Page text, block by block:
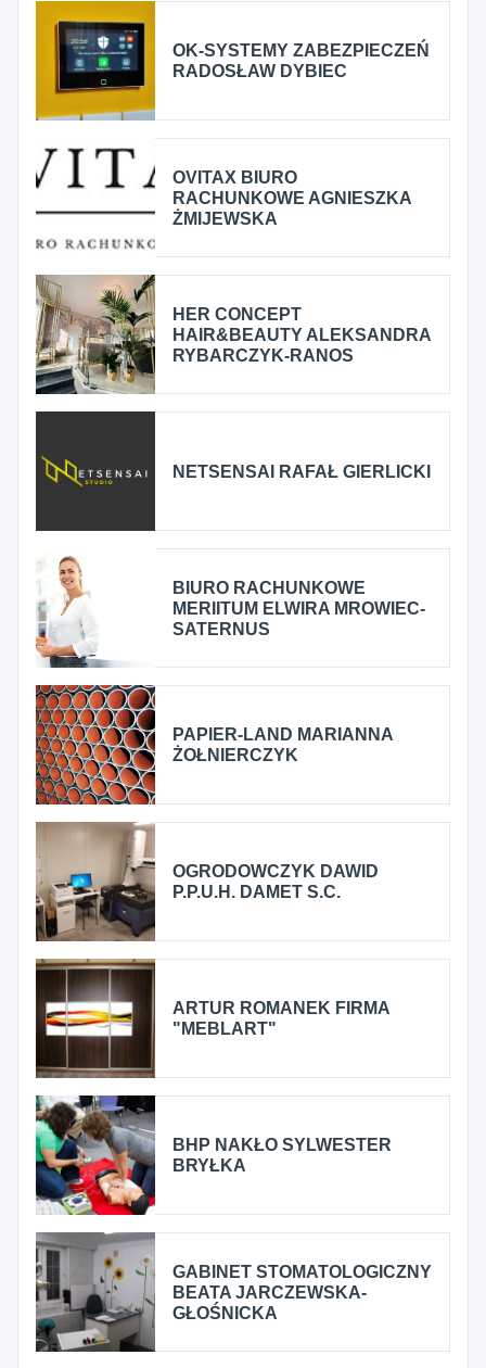
OK-SYSTEMY ZABEZPIECZEŃ
RADOSŁAW DYBIEC
OVITAX BIURO
RACHUNKOWE AGNIESZKA
ŻMIJEWSKA
HER CONCEPT
HAIR&BEAUTY ALEKSANDRA
RYBARCZYK-RANOS
NETSENSAI RAFAŁ GIERLICKI
BIURO RACHUNKOWE
MERIITUM ELWIRA MROWIEC-
SATERNUS
PAPIER-LAND MARIANNA
ŻOŁNIERCZYK
OGRODOWCZYK DAWID
P.P.U.H. DAMET S.C.
ARTUR ROMANEK FIRMA
"MEBLART"
BHP NAKŁO SYLWESTER
BRYŁKA
GABINET STOMATOLOGICZNY
BEATA JARCZEWSKA-
GŁOŚNICKA